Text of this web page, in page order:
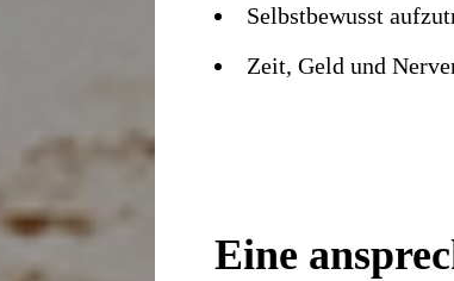
Selbstbewusst
Zeit, Geld und
Eine